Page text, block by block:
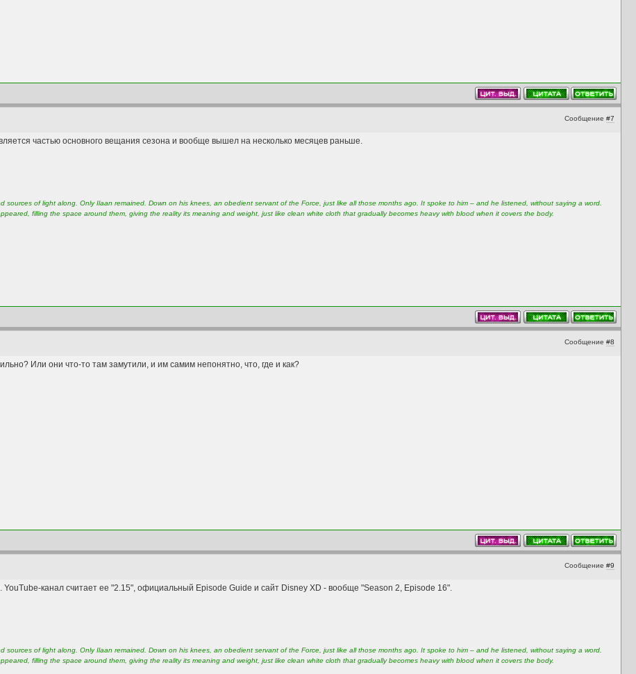
Сообщение #7
частью основного вещания сезона и вообще вышел на несколько месяцев раньше.
sources of light along. Only Ilaan remained. Down on his knees, an obedient servant of the Force, just like all those months ago. It spoke to him – and he listened, without saying a word.
filling the space around them, giving the reality its meaning and weight, just like clean white cloth that gradually becomes heavy with blood when it covers the body.
Сообщение #8
Или они что-то там замутили, и им самим непонятно, что, где и как?
Сообщение #9
канал считает ее "2.15", официальный Episode Guide и сайт Disney XD - вообще "Season 2, Episode 16".
sources of light along. Only Ilaan remained. Down on his knees, an obedient servant of the Force, just like all those months ago. It spoke to him – and he listened, without saying a word.
filling the space around them, giving the reality its meaning and weight, just like clean white cloth that gradually becomes heavy with blood when it covers the body.